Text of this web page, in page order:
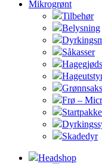
Mikrogrønt
Tilbehør
Belysning
Såkasser
Frø –
Skadedyr
Headshop